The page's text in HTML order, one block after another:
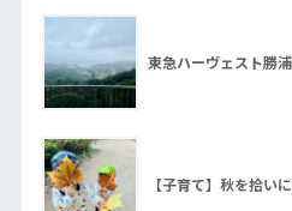
東急ハーヴェスト勝浦
【子育て】秋を拾い